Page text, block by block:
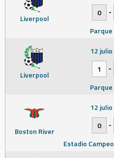
Liverpool
0
-
Liverpool
12
1
-
Boston River
12
0
-
Estadio